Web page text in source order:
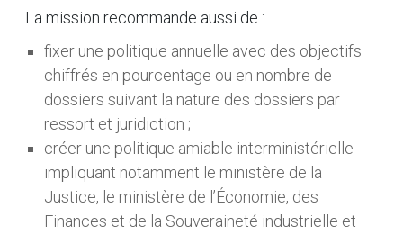
La mission recommande aussi de :
fixer une politique annuelle avec des objectifs
chiffrés en pourcentage ou en nombre de
dossiers suivant la nature des dossiers par
ressort et juridiction ;
créer une politique amiable interministérielle
impliquant notamment le ministère de la
Justice, le ministère de l’Économie, des
Finances et de la Souveraineté industrielle et